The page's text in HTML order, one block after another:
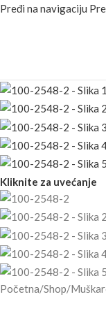
Pređi na navigaciju
Kliknite za uvećanje
Početna/Shop/